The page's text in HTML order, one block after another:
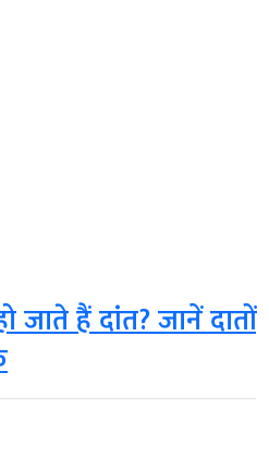
जाते हैं दांत? जानें दातों